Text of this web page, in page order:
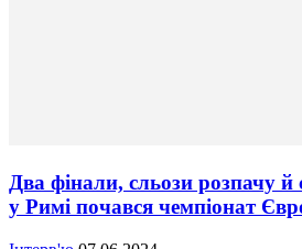
Два фінали, сльози розпачу й
у Римі почався чемпіонат